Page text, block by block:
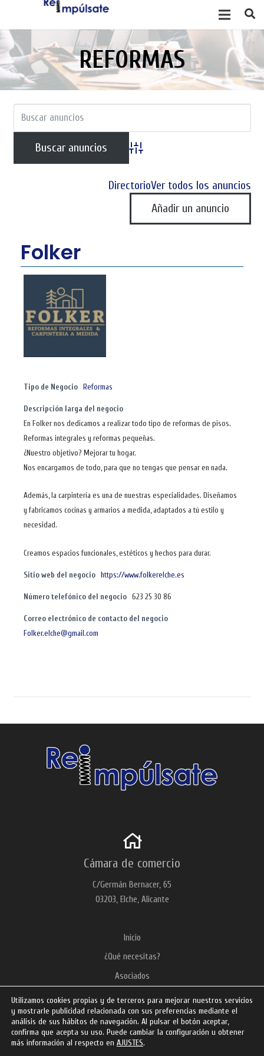
REFORMAS
Búsqueda avanzada
DirectorioVer todos los anuncios
Añadir un anuncio
Folker
Tipo de Negocio Reformas
Descripción larga del negocio
En Folker nos dedicamos a realizar todo tipo de reformas de pisos.
Reformas integrales y reformas pequeñas.
¿Nuestro objetivo? Mejorar tu hogar.
Nos encargamos de todo, para que no tengas que pensar en nada.
Además, la carpintería es una de nuestras especialidades. Diseñamos
y fabricamos cocinas y armarios a medida, adaptados a tú estilo y
necesidad.
Creamos espacios funcionales, estéticos y hechos para durar.
Sitio web del negocio https://www.folkerelche.es
Número telefónico del negocio 623 25 30 86
Correo electrónico de contacto del negocio
Folker.elche@gmail.com
Cámara de comercio
C/Germán Bernacer, 65
03203, Elche, Alicante
Inicio
¿Qué necesitas?
Asociados
Política de privacidad
Utilizamos cookies propias y de terceros para mejorar nuestros servicios
y mostrarle publicidad relacionada con sus preferencias mediante el
análisis de sus hábitos de navegación. Al pulsar el botón aceptar,
confirma que acepta su uso. Puede cambiar la configuración u obtener
más información al respecto en AJUSTES.